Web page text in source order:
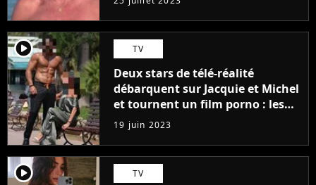
player2 TV
Deux stars de télé-réalité
débarquent sur Jacquie et Michel
et tournent un film porno : les
premières images du tournage
(exclu)
19 juin 2023
player2 TV